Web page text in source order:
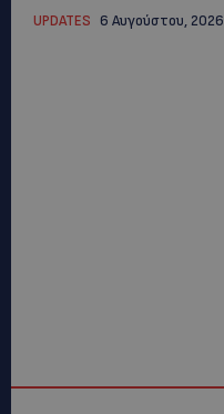
UPDATES 6 Αυγούστου, 2026